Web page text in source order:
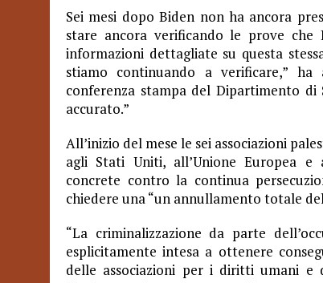
Sei mesi dopo Biden non ha ancora
stare ancora verificando le prove che
informazioni dettagliate su questa
stiamo continuando a verificare,”
conferenza stampa del Dipartimento
accurato.”
All’inizio del mese le sei associazioni
agli Stati Uniti, all’Unione Europea e
concrete contro la continua
chiedere una “un annullamento totale
“La criminalizzazione da parte
esplicitamente intesa a ottenere
delle associazioni per i diritti umani